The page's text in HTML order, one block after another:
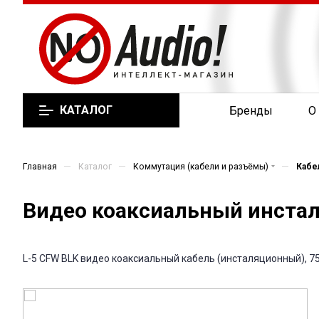
КАТАЛОГ Бренды О
Главная — Каталог — Коммутация (кабели и разъёмы) —
Видео коаксиальный
L-5 CFW BLK видео коаксиальный кабель